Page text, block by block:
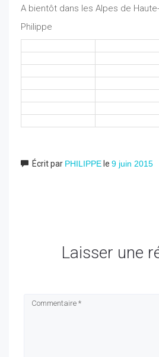
A bientôt dans les Alpes de
Philippe
Écrit par PHILIPPE le 9 juin 2015
Laisser une